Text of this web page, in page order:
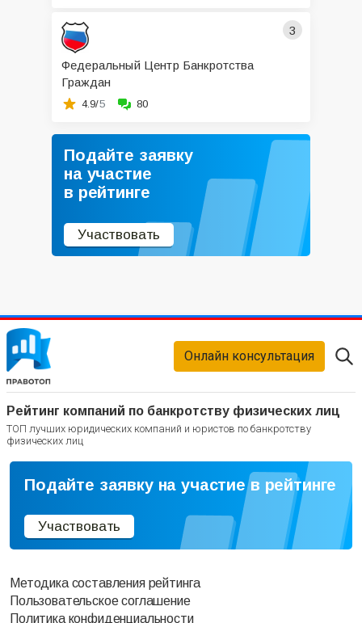
3
Федеральный Центр Банкротства
Граждан
4.9/5 80
Подайте заявку
на участие
в рейтинге
Участвовать
Рейтинг компаний по банкротству физических лиц
ТОП лучших юридических компаний и юристов по банкротству
физических лиц
Онлайн консультация
Подайте заявку на участие в рейтинге
Участвовать
Методика составления рейтинга
Пользовательское соглашение
Политика конфиденциальности